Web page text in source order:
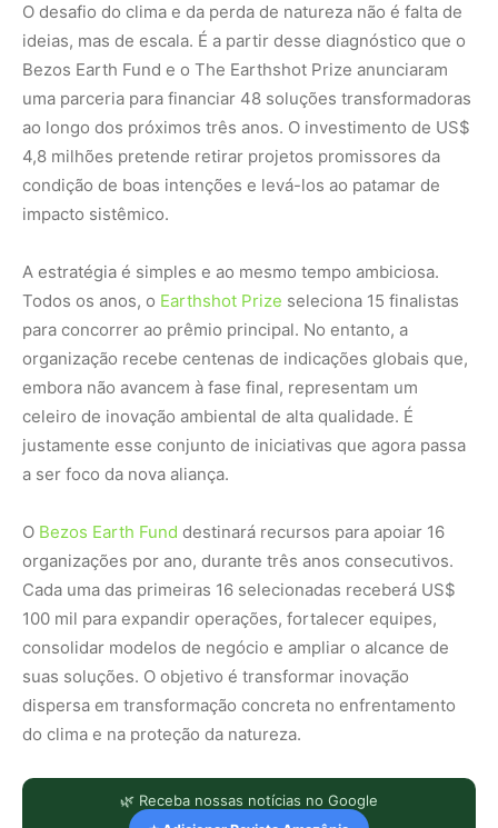
O desafio do clima e da perda de natureza não é falta de
ideias, mas de escala. É a partir desse diagnóstico que o
Bezos Earth Fund e o The Earthshot Prize anunciaram
uma parceria para financiar 48 soluções transformadoras
ao longo dos próximos três anos. O investimento de US$
4,8 milhões pretende retirar projetos promissores da
condição de boas intenções e levá-los ao patamar de
impacto sistêmico.
A estratégia é simples e ao mesmo tempo ambiciosa.
Todos os anos, o Earthshot Prize seleciona 15 finalistas
para concorrer ao prêmio principal. No entanto, a
organização recebe centenas de indicações globais que,
embora não avancem à fase final, representam um
celeiro de inovação ambiental de alta qualidade. É
justamente esse conjunto de iniciativas que agora passa
a ser foco da nova aliança.
O Bezos Earth Fund destinará recursos para apoiar 16
organizações por ano, durante três anos consecutivos.
Cada uma das primeiras 16 selecionadas receberá US$
100 mil para expandir operações, fortalecer equipes,
consolidar modelos de negócio e ampliar o alcance de
suas soluções. O objetivo é transformar inovação
dispersa em transformação concreta no enfrentamento
do clima e na proteção da natureza.
🌿 Receba nossas notícias no Google